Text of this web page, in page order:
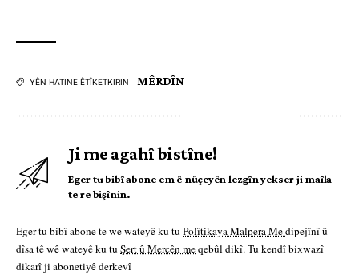
YÊN HATINE ÊTÎKETKIRIN MÊRDÎN
Ji me agahî bistîne!
Eger tu bibî abone em ê nûçeyên lezgîn yekser ji maîla
te re bişînin.
Eger tu bibî abone te we wateyê ku tu Polîtikaya Malpera Medipejînî û
dîsa tê wê wateyê ku tu Şert û Mercên meqebûl dikî. Tu kendî bixwazî
dikarî ji abonetiyê derkevî